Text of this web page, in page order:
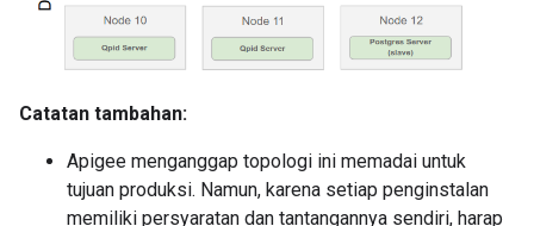
Catatan tambahan:
Apigee menganggap topologi ini memadai untuk
tujuan produksi. Namun, karena setiap penginstalan
memiliki persyaratan dan tantangannya sendiri, harap